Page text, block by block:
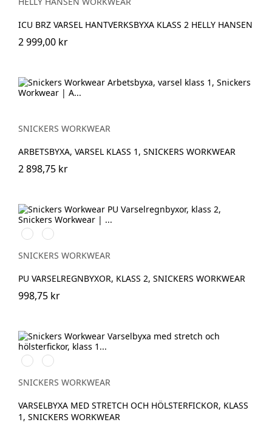
ICU BRZ VARSEL HANTVERKSBYXA KLASS 2 HELLY HANSEN
2 999,00 kr
SNICKERS WORKWEAR
ARBETSBYXA, VARSEL KLASS 1, SNICKERS WORKWEAR
2 898,75 kr
High
vis
orange
High
vis
yellow
SNICKERS WORKWEAR
PU VARSELREGNBYXOR, KLASS 2, SNICKERS WORKWEAR
998,75 kr
Svart/High
vis
yellow
Svart/High
vis
orange
SNICKERS WORKWEAR
VARSELBYXA MED STRETCH OCH HÖLSTERFICKOR, KLASS
1, SNICKERS WORKWEAR